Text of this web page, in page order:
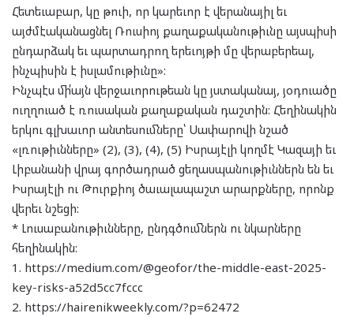
Հետեւաբար, կը թուի, որ կարեւոր է վերանայիլ եւ
այժմէականացնել Ռուսիոյ քաղաքականութիւնը այսպիսի
ընդարձակ եւ պարտադրող երեւոյթի մը վերաբերեալ,
ինչպիսին է իսլամութիւնը»:
Ինչպէս մի՛այն վերջաւորութեան կը յստականայ, յօդուածը
ուղղուած է ռուսական քաղաքական դաշտին: Հեղինակին
երկու գլխաւոր անտեսումները՝ Սափարովի նշած
«լռութիւնները» (2), (3), (4), (5) Իսրայէլի կողմէ Կազայի եւ
Լիբանանի վրայ գործադրած ցեղասպանութիւններն են եւ
Իսրայէլի ու Թուրքիոյ ծաւալապաշտ արարքները, որոնք
վերեւ նշեցի:
* Լուսաբանութիւնները, ընդգծումներն ու նկարները
հեղինակին:
1. https://medium.com/@geofor/the-middle-east-2025-
key-risks-a52d5cc7fccc
2. https://hairenikweekly.com/?p=62472